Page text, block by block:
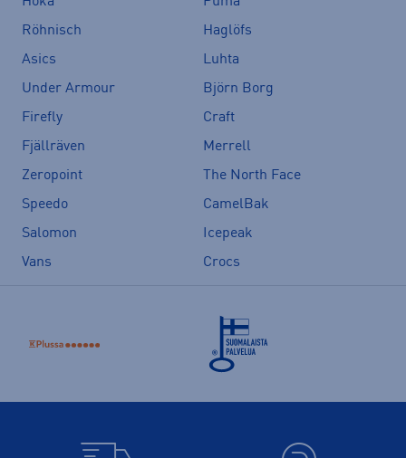
Röhnisch
Haglöfs
Asics
Luhta
Under Armour
Björn Borg
Firefly
Craft
Fjällräven
Merrell
Zeropoint
The North Face
Speedo
CamelBak
Salomon
Icepeak
Vans
Crocs